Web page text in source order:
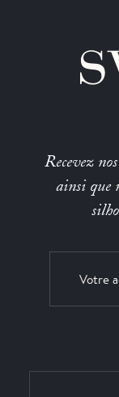
Recevez
ainsi que